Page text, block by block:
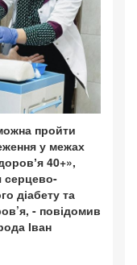
пройти
у межах
40+»,
серцево-
діабету та
- повідомив
Іван